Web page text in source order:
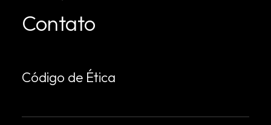
Contato
Código de Ética